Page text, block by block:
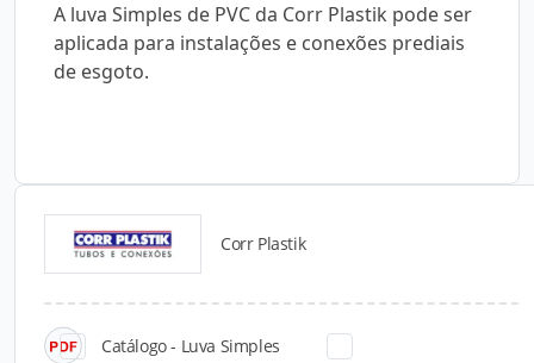
A luva Simples de PVC da Corr Plastik pode ser
aplicada para instalações e conexões prediais
de esgoto.
Corr Plastik
Catálogo - Luva Simples
Catálogos para Download